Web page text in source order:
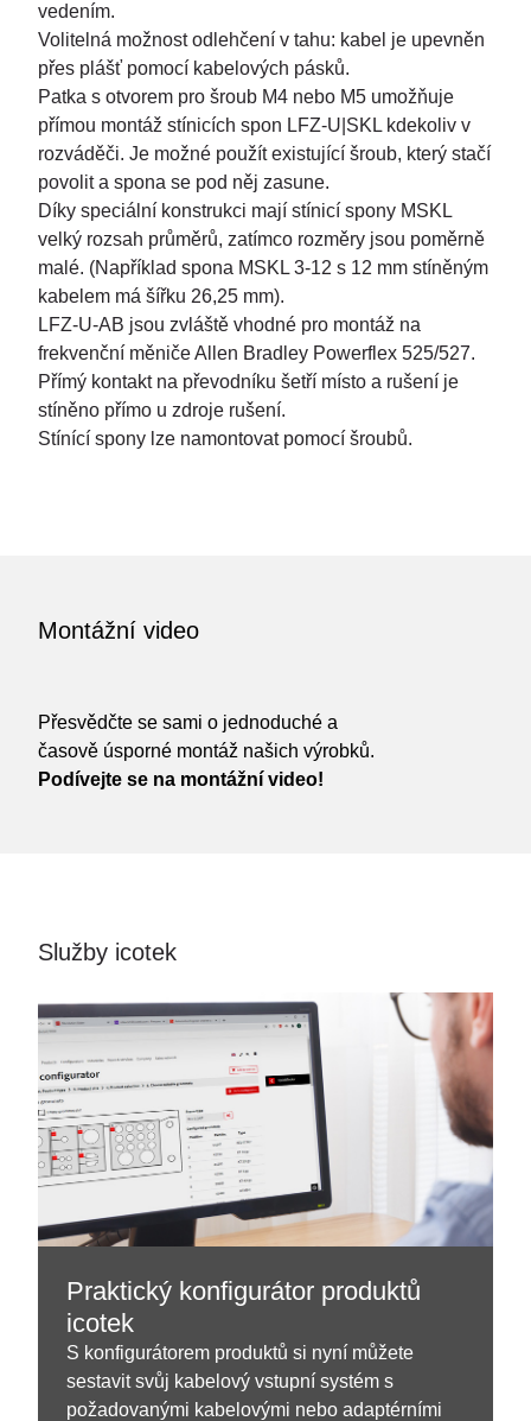
vedením.
Volitelná možnost odlehčení v tahu: kabel je upevněn
přes plášť pomocí kabelových pásků.
Patka s otvorem pro šroub M4 nebo M5 umožňuje
přímou montáž stínicích spon LFZ-U|SKL kdekoliv v
rozváděči. Je možné použít existující šroub, který stačí
povolit a spona se pod něj zasune.
Díky speciální konstrukci mají stínicí spony MSKL
velký rozsah průměrů, zatímco rozměry jsou poměrně
malé. (Například spona MSKL 3-12 s 12 mm stíněným
kabelem má šířku 26,25 mm).
LFZ-U-AB jsou zvláště vhodné pro montáž na
frekvenční měniče Allen Bradley Powerflex 525/527.
Přímý kontakt na převodníku šetří místo a rušení je
stíněno přímo u zdroje rušení.
Stínící spony lze namontovat pomocí šroubů.
Montážní video
Přesvědčte se sami o jednoduché a
časově úsporné montáž našich výrobků.
Podívejte se na montážní video!
Služby icotek
Praktický konfigurátor produktů
icotek
S konfigurátorem produktů si nyní můžete
sestavit svůj kabelový vstupní systém s
požadovanými kabelovými nebo adaptérními